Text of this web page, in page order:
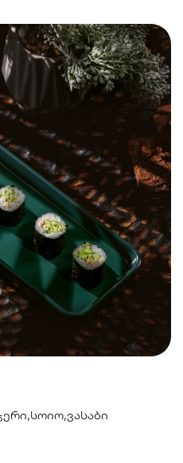
როლები
ვეგეტარიანული
მენიუ
მაკები
და
სასმელები